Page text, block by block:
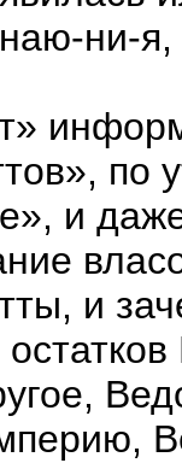
ни-
по
и
и